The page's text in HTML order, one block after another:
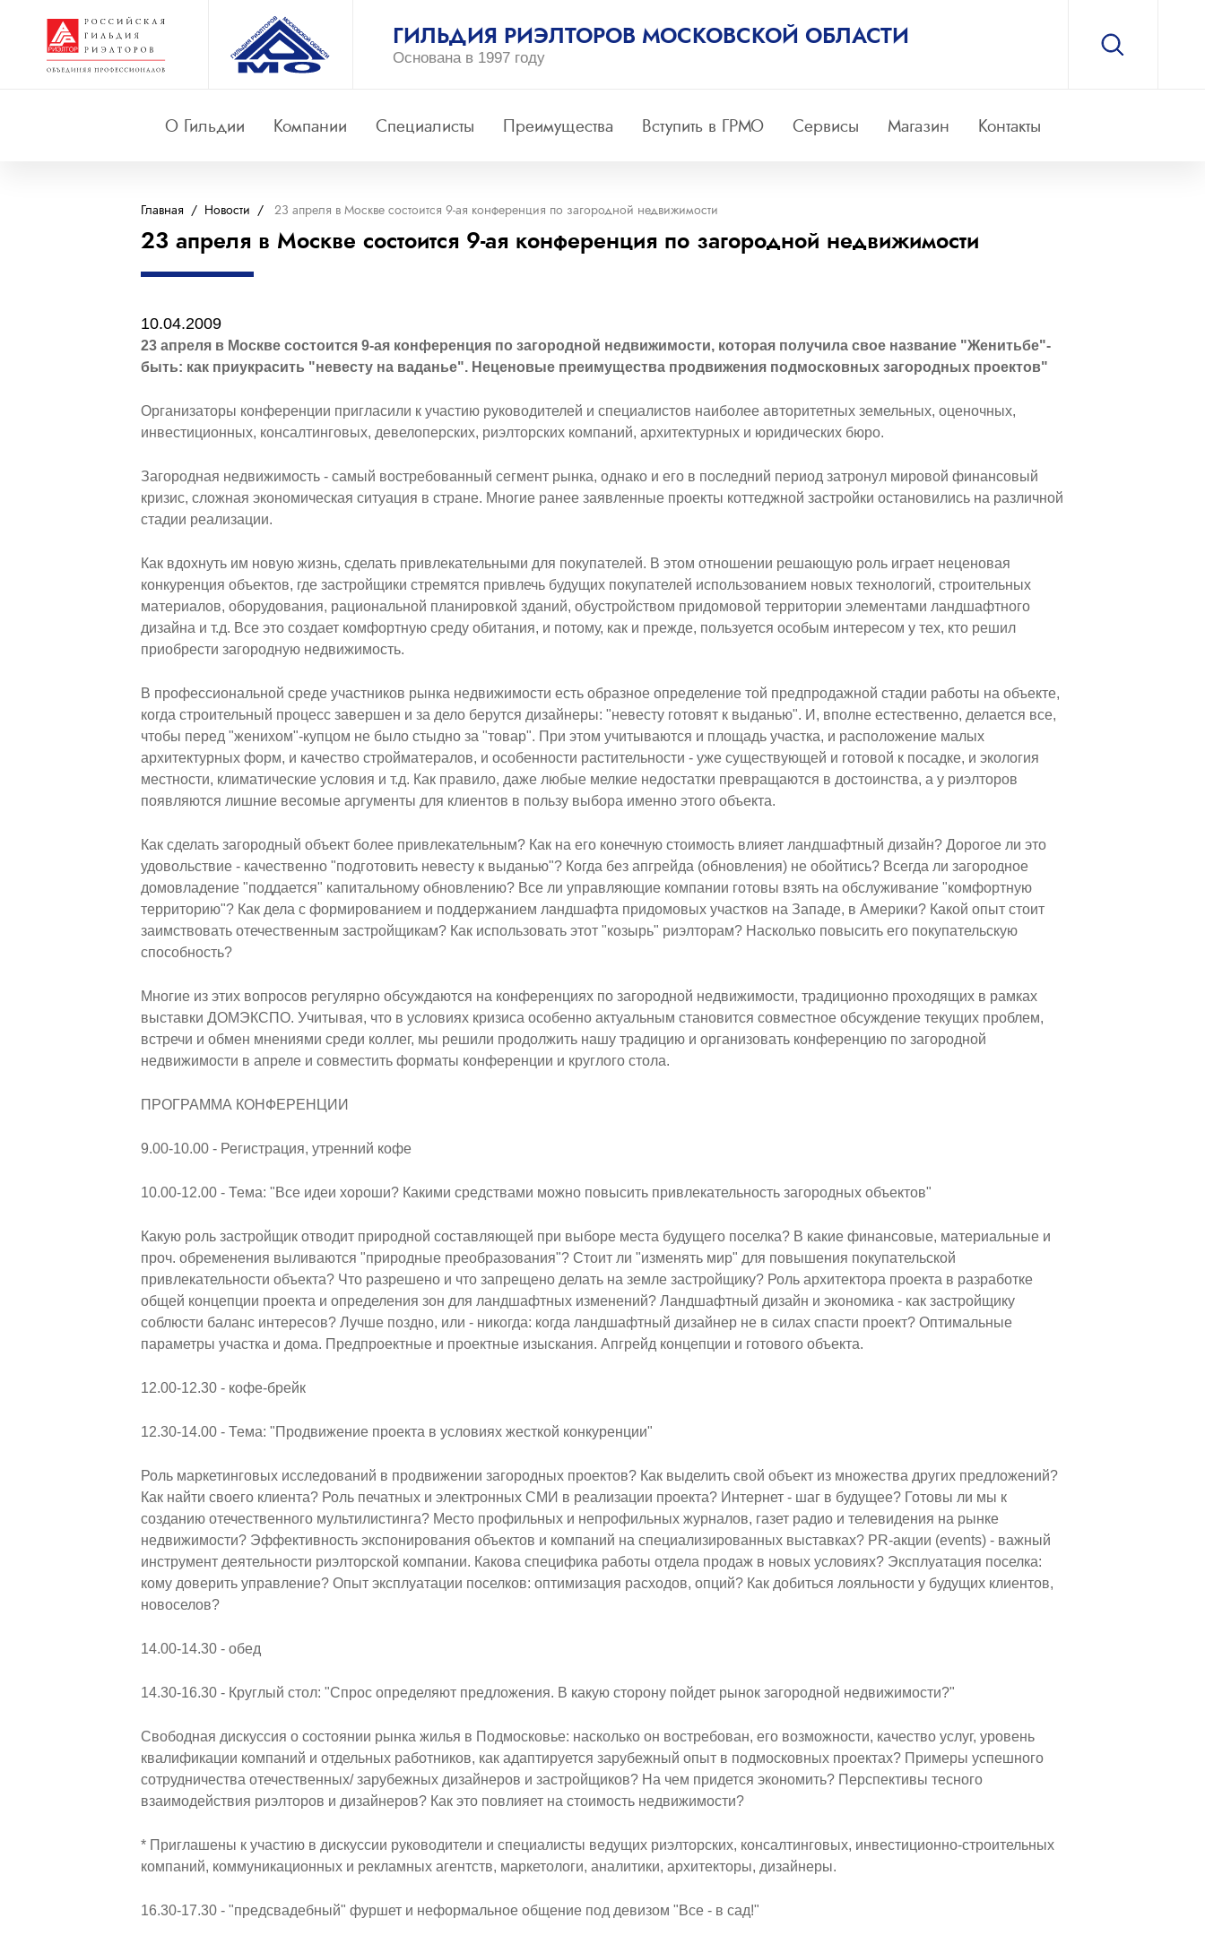
ГИЛЬДИЯ РИЭЛТОРОВ МОСКОВСКОЙ ОБЛАСТИ
Основана в 1997 году
О Гильдии Компании Специалисты Преимущества Вступить в ГРМО Сервисы Магазин Контакты
Главная / Новости / 23 апреля в Москве состоится 9-ая конференция по загородной недвижимости
23 апреля в Москве состоится 9-ая конференция по загородной недвижимости
10.04.2009
23 апреля в Москве состоится 9-ая конференция по загородной недвижимости, которая получила свое название "Женитьбе"-
быть: как приукрасить "невесту на ваданье". Неценовые преимущества продвижения подмосковных загородных проектов"
Организаторы конференции пригласили к участию руководителей и специалистов наиболее авторитетных земельных, оценочных,
инвестиционных, консалтинговых, девелоперских, риэлторских компаний, архитектурных и юридических бюро.
Загородная недвижимость - самый востребованный сегмент рынка, однако и его в последний период затронул мировой финансовый
кризис, сложная экономическая ситуация в стране. Многие ранее заявленные проекты коттеджной застройки остановились на различной
стадии реализации.
Как вдохнуть им новую жизнь, сделать привлекательными для покупателей. В этом отношении решающую роль играет неценовая
конкуренция объектов, где застройщики стремятся привлечь будущих покупателей использованием новых технологий, строительных
материалов, оборудования, рациональной планировкой зданий, обустройством придомовой территории элементами ландшафтного
дизайна и т.д. Все это создает комфортную среду обитания, и потому, как и прежде, пользуется особым интересом у тех, кто решил
приобрести загородную недвижимость.
В профессиональной среде участников рынка недвижимости есть образное определение той предпродажной стадии работы на объекте,
когда строительный процесс завершен и за дело берутся дизайнеры: "невесту готовят к выданью". И, вполне естественно, делается все,
чтобы перед "женихом"-купцом не было стыдно за "товар". При этом учитываются и площадь участка, и расположение малых
архитектурных форм, и качество стройматералов, и особенности растительности - уже существующей и готовой к посадке, и экология
местности, климатические условия и т.д. Как правило, даже любые мелкие недостатки превращаются в достоинства, а у риэлторов
появляются лишние весомые аргументы для клиентов в пользу выбора именно этого объекта.
Как сделать загородный объект более привлекательным? Как на его конечную стоимость влияет ландшафтный дизайн? Дорогое ли это
удовольствие - качественно "подготовить невесту к выданью"? Когда без апгрейда (обновления) не обойтись? Всегда ли загородное
домовладение "поддается" капитальному обновлению? Все ли управляющие компании готовы взять на обслуживание "комфортную
территорию"? Как дела с формированием и поддержанием ландшафта придомовых участков на Западе, в Америки? Какой опыт стоит
заимствовать отечественным застройщикам? Как использовать этот "козырь" риэлторам? Насколько повысить его покупательскую
способность?
Многие из этих вопросов регулярно обсуждаются на конференциях по загородной недвижимости, традиционно проходящих в рамках
выставки ДОМЭКСПО. Учитывая, что в условиях кризиса особенно актуальным становится совместное обсуждение текущих проблем,
встречи и обмен мнениями среди коллег, мы решили продолжить нашу традицию и организовать конференцию по загородной
недвижимости в апреле и совместить форматы конференции и круглого стола.
ПРОГРАММА КОНФЕРЕНЦИИ
9.00-10.00 - Регистрация, утренний кофе
10.00-12.00 - Тема: "Все идеи хороши? Какими средствами можно повысить привлекательность загородных объектов"
Какую роль застройщик отводит природной составляющей при выборе места будущего поселка? В какие финансовые, материальные и
проч. обременения выливаются "природные преобразования"? Стоит ли "изменять мир" для повышения покупательской
привлекательности объекта? Что разрешено и что запрещено делать на земле застройщику? Роль архитектора проекта в разработке
общей концепции проекта и определения зон для ландшафтных изменений? Ландшафтный дизайн и экономика - как застройщику
соблюсти баланс интересов? Лучше поздно, или - никогда: когда ландшафтный дизайнер не в силах спасти проект? Оптимальные
параметры участка и дома. Предпроектные и проектные изыскания. Апгрейд концепции и готового объекта.
12.00-12.30 - кофе-брейк
12.30-14.00 - Тема: "Продвижение проекта в условиях жесткой конкуренции"
Роль маркетинговых исследований в продвижении загородных проектов? Как выделить свой объект из множества других предложений?
Как найти своего клиента? Роль печатных и электронных СМИ в реализации проекта? Интернет - шаг в будущее? Готовы ли мы к
созданию отечественного мультилистинга? Место профильных и непрофильных журналов, газет радио и телевидения на рынке
недвижимости? Эффективность экспонирования объектов и компаний на специализированных выставках? PR-акции (events) - важный
инструмент деятельности риэлторской компании. Какова специфика работы отдела продаж в новых условиях? Эксплуатация поселка:
кому доверить управление? Опыт эксплуатации поселков: оптимизация расходов, опций? Как добиться лояльности у будущих клиентов,
новоселов?
14.00-14.30 - обед
14.30-16.30 - Круглый стол: "Спрос определяют предложения. В какую сторону пойдет рынок загородной недвижимости?"
Свободная дискуссия о состоянии рынка жилья в Подмосковье: насколько он востребован, его возможности, качество услуг, уровень
квалификации компаний и отдельных работников, как адаптируется зарубежный опыт в подмосковных проектах? Примеры успешного
сотрудничества отечественных/ зарубежных дизайнеров и застройщиков? На чем придется экономить? Перспективы тесного
взаимодействия риэлторов и дизайнеров? Как это повлияет на стоимость недвижимости?
* Приглашены к участию в дискуссии руководители и специалисты ведущих риэлторских, консалтинговых, инвестиционно-строительных
компаний, коммуникационных и рекламных агентств, маркетологи, аналитики, архитекторы, дизайнеры.
16.30-17.30 - "предсвадебный" фуршет и неформальное общение под девизом "Все - в сад!"